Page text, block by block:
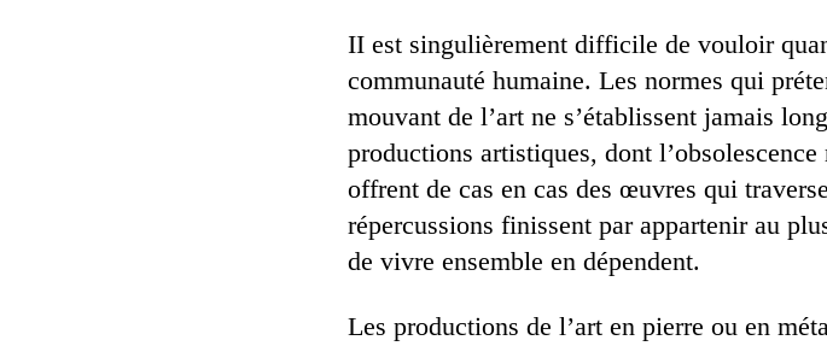
II est singulièrement difficile de vouloir
communauté humaine. Les normes qui
mouvant de l’art ne s’établissent jamais
productions artistiques, dont
offrent de cas en cas des œuvres qui
répercussions finissent par appartenir au
de vivre ensemble en dépendent.
Les productions de l’art en pierre ou en